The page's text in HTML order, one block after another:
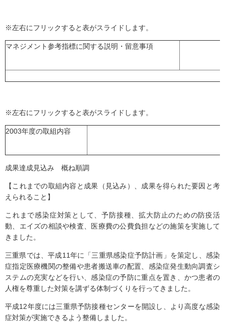
※左右にフリックすると表がスライドします。
マネジメント参考指標に関する説明・留意事項
※左右にフリックすると表がスライドします。
2003年度の取組内容
成果達成見込み 概ね順調
【これまでの取組内容と成果（見込み）、成果を得られた要因と考
えられること】
これまで感染症対策として、予防接種、拡大防止のための防疫活
動、エイズの相談や検査、医療費の公費負担などの施策を実施して
きました。
三重県では、平成11年に「三重県感染症予防計画」を策定し、感染
症指定医療機関の整備や患者搬送車の配置、感染症発生動向調査シ
ステムの充実などを行い、感染症の予防に重点を置き、かつ患者の
人権を尊重した対策を講ずる体制づくりを行ってきました。
平成12年度には三重県予防接種センターを開設し、より高度な感染
症対策が実施できるよう整備しました。